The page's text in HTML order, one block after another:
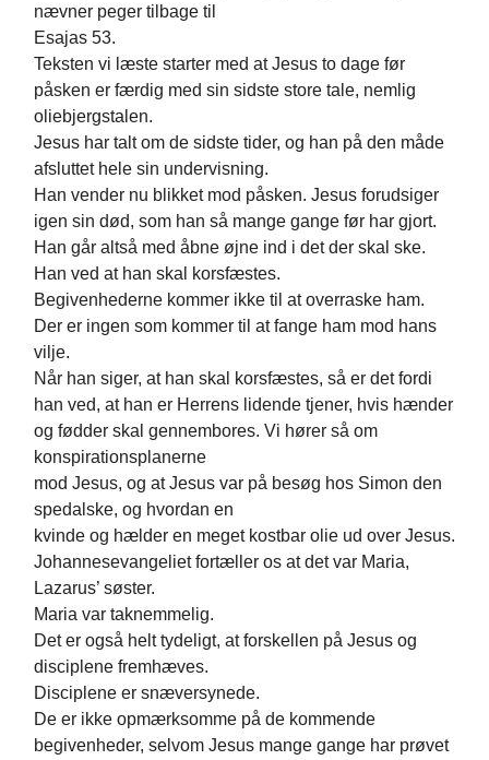
nævner peger tilbage til
Esajas 53.
Teksten vi læste starter med at Jesus to dage før
påsken er færdig med sin sidste store tale, nemlig
oliebjergstalen.
Jesus har talt om de sidste tider, og han på den måde
afsluttet hele sin undervisning.
Han vender nu blikket mod påsken. Jesus forudsiger
igen sin død, som han så mange gange før har gjort.
Han går altså med åbne øjne ind i det der skal ske.
Han ved at han skal korsfæstes.
Begivenhederne kommer ikke til at overraske ham.
Der er ingen som kommer til at fange ham mod hans
vilje.
Når han siger, at han skal korsfæstes, så er det fordi
han ved, at han er Herrens lidende tjener, hvis hænder
og fødder skal gennembores. Vi hører så om
konspirationsplanerne
mod Jesus, og at Jesus var på besøg hos Simon den
spedalske, og hvordan en
kvinde og hælder en meget kostbar olie ud over Jesus.
Johannesevangeliet fortæller os at det var Maria,
Lazarus’ søster.
Maria var taknemmelig.
Det er også helt tydeligt, at forskellen på Jesus og
disciplene fremhæves.
Disciplene er snæversynede.
De er ikke opmærksomme på de kommende
begivenheder, selvom Jesus mange gange har prøvet